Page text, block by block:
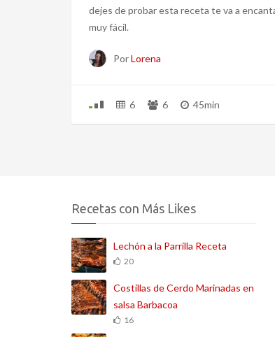
dejes de probar esta receta te va a
muy fácil.
PorLorena
6 6 45min
Recetas con Más Likes
Lechón a la Parrilla Receta
20
Costillas de Cerdo Marinadas en
salsa Barbacoa
16